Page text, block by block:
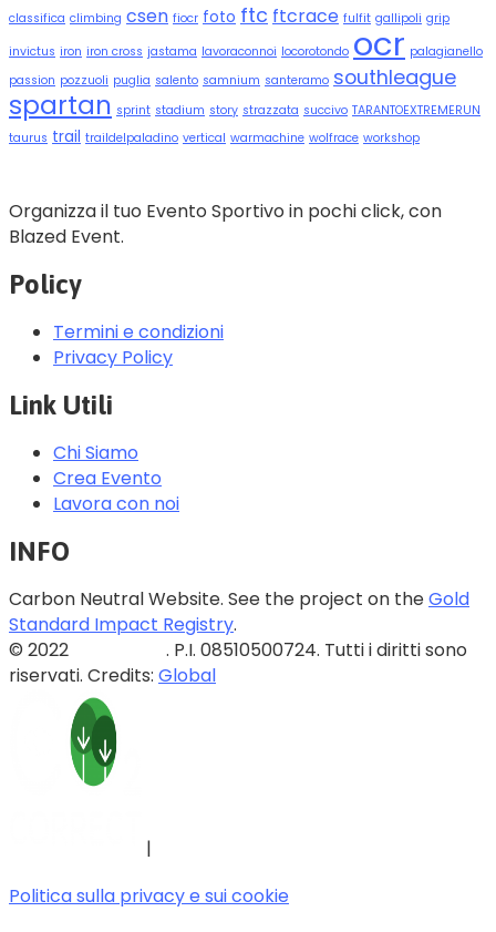
classifica climbing csen fiocr foto ftc ftcrace fulfit gallipoli grip
invictus iron iron cross jastama lavoraconnoi locorotondo ocr palagianello
passion pozzuoli puglia salento samnium santeramo southleague
spartan sprint stadium story strazzata succivo TARANTOEXTREMERUN
taurus trail traildelpaladino vertical warmachine wolfrace workshop
Organizza il tuo Evento Sportivo in pochi click, con
Blazed Event.
Policy
Termini e condizioni
Privacy Policy
Link Utili
Chi Siamo
Crea Evento
Lavora con noi
INFO
Carbon Neutral Website. See the project on theGold
Standard Impact Registry.
© 2022
. P.I. 08510500724. Tutti i diritti sono
riservati. Credits: Global
|
Politica sulla privacy e sui cookie